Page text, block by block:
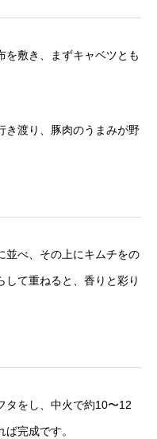
を敷き、まずキャベツとも
き渡り、豚肉のうまみが野
並べ、その上にキムチをの
て重ねると、香りと彩り
タをし、中火で約10〜12
完成です。